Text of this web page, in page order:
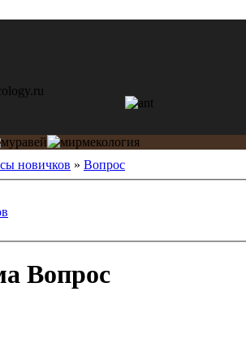
новичков » Вопрос
Вопрос